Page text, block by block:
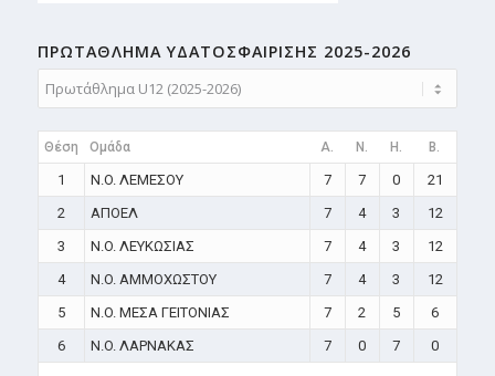
ΠΡΩΤΑΘΛΗMA ΥΔΑΤΟΣΦΑΙΡΙΣΗΣ 2025-2026
Θέση Ομάδα A. N. H. B.
1 N.O. ΛΕΜΕΣΟΥ 7 7 0
21
2
ΑΠΟΕΛ 7 4 3
12
3
N.O. ΛΕΥΚΩΣΙΑΣ 7 4 3
12
4
N.O. ΑΜΜΟΧΩΣΤΟΥ 7 4 3
12
5
N.O. ΜΕΣΑ ΓΕΙΤΟΝΙΑΣ 7 2 5
6
6
N.O. ΛΑΡΝΑΚΑΣ 7 0 7 0